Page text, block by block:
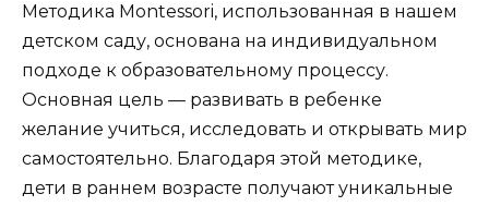
Методика Montessori, использованная в нашем
детском саду, основана на индивидуальном
подходе к образовательному процессу.
Основная цель — развивать в ребенке
желание учиться, исследовать и открывать мир
самостоятельно. Благодаря этой методике,
дети в раннем возрасте получают уникальные